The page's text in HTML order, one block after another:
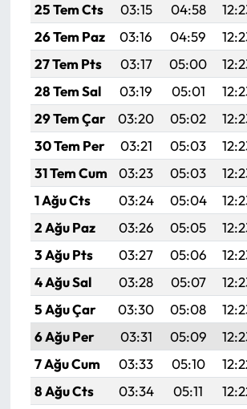
25 Tem Cts
03:15 04:58
26 Tem Paz
03:16 04:59
27 Tem Pts
03:17 05:00
28 Tem Sal
03:19 05:01
29 Tem Çar
03:20 05:02
30 Tem Per
03:21 05:03
31 Tem Cum
03:23 05:03
1 Ağu Cts
03:24 05:04
2 Ağu Paz
03:26 05:05
3 Ağu Pts
03:27 05:06
4 Ağu Sal
03:28 05:07
5 Ağu Çar
03:30 05:08
6 Ağu Per
03:31 05:09
7 Ağu Cum
03:33 05:10
8 Ağu Cts
03:34 05:11